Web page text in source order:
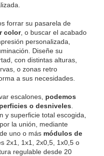
forrar su pasarela de
color, o buscar el acabado
personalizada,
Diseñe su
con distintas alturas,
o zonas retro
a sus necesidades.
escalones, podemos
o desniveles
y superficie total escogida,
la unión, mediante
uno o más módulos de
2x1, 1x1, 2x0,5, 1x0,5 o
regulable desde 20